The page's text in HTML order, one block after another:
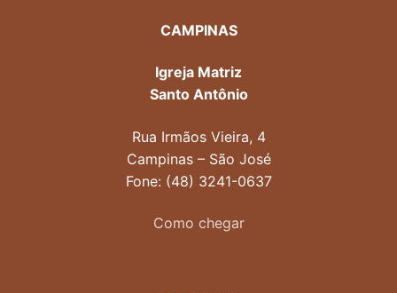
CAMPINAS
Igreja Matriz
Santo Antônio
Rua Irmãos Vieira, 4
Campinas – São José
Fone: (48) 3241-0637
Como chegar